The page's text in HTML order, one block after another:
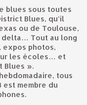
Blues, qu’il
ou de Toulouse,
delta… Tout au long
expos photos,
les écoles… et
Blues ».
hebdomadaire, tous
est membre du